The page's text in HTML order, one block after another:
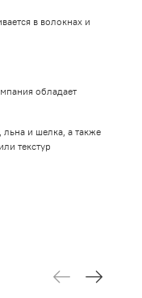
в волокнах и
обладает
и шелка, а также
текстур